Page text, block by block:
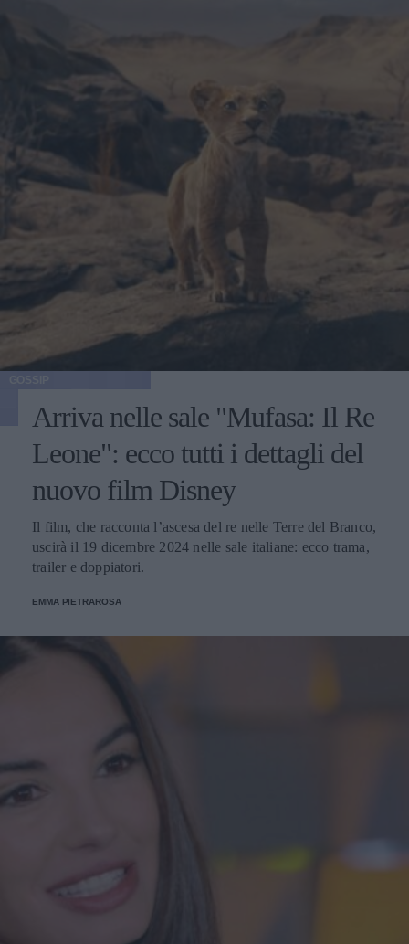
Arriva nelle sale "Mufasa: Il Re
Leone": ecco tutti i dettagli del
nuovo film Disney
Il film, che racconta l’ascesa del re nelle Terre del Branco,
uscirà il 19 dicembre 2024 nelle sale italiane: ecco trama,
trailer e doppiatori.
EMMA PIETRAROSA